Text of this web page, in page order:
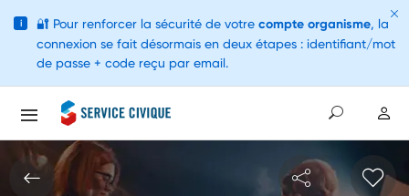
i 🔐 Pour renforcer la sécurité de votre compte organisme, la
connexion se fait désormais en deux étapes : identifiant/mot
de passe + code reçu par email.